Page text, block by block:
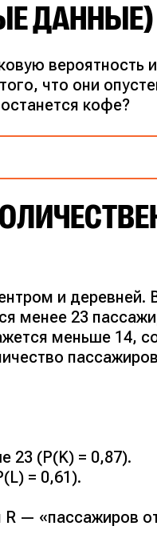
ДАННЫЕ)
вероятность
что они
кофе?
бы в одном:
автоматах:
и деревней.
менее 23
меньше 14,
23 (P(K) = 0,87).
= 0,61).
R — «пассажиров